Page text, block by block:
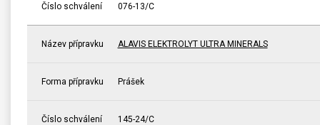
Číslo schválení 076-13/C
Název přípravku ALAVIS ELEKTROLYT ULTRA MINERALS
Forma přípravku Prášek
Číslo schválení 145-24/C